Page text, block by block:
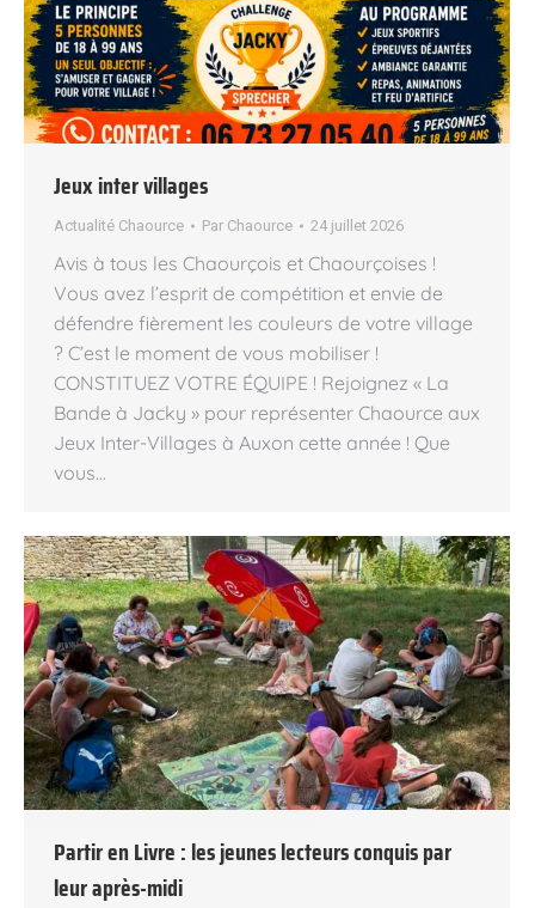
Jeux inter villages
Actualité Chaource Par Chaource 24 juillet 2026
Avis à tous les Chaourçois et Chaourçoises !
Vous avez l’esprit de compétition et envie de
défendre fièrement les couleurs de votre village
? C’est le moment de vous mobiliser !
CONSTITUEZ VOTRE ÉQUIPE ! Rejoignez « La
Bande à Jacky » pour représenter Chaource aux
Jeux Inter-Villages à Auxon cette année ! Que
vous…
Partir en Livre : les jeunes lecteurs conquis par
leur après-midi